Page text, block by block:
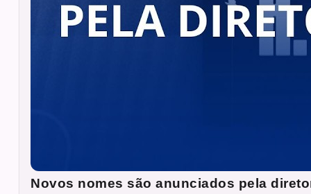
Novos nomes são anunciados pela